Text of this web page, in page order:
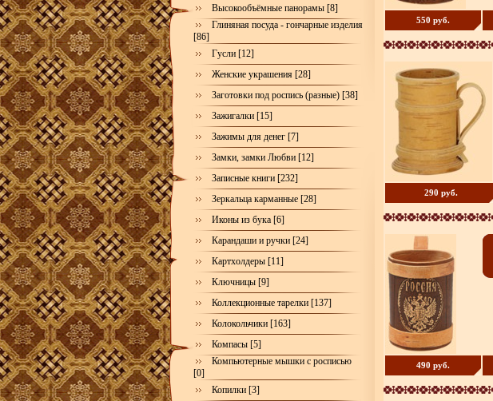
Высокообъёмные панорамы [8]
Глиняная посуда - гончарные изделия
[86]
Гусли [12]
Женские украшения [28]
Заготовки под роспись (разные) [38]
Зажигалки [15]
Зажимы для денег [7]
Замки, замки Любви [12]
Записные книги [232]
Зеркальца карманные [28]
Иконы из бука [6]
Карандаши и ручки [24]
Картхолдеры [11]
Ключницы [9]
Коллекционные тарелки [137]
Колокольчики [163]
Компасы [5]
Компьютерные мышки с росписью
[0]
Копилки [3]
550 руб.
290 руб.
490 руб.